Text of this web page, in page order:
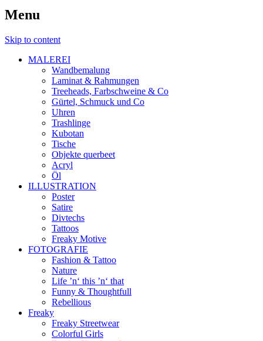
Menu
Skip to content
MALEREI
Wandbemalung
Laminat & Rahmungen
Treeheads, Farbschweine & Co
Gürtel, Schmuck und Co
Uhren
Trashlinge
Kubotan
Tische
Objekte querbeet
Acryl
Öl
ILLUSTRATION
Poster
Satire
Divtechs
Tattoos
Freaky Motive
FOTOGRAFIE
Fashion & Tattoo
Nature
Life ’n‘ this ’n‘ that
Funny & Thoughtfull
Rebellious
Freaky
Freaky Streetwear
Colorful Girls